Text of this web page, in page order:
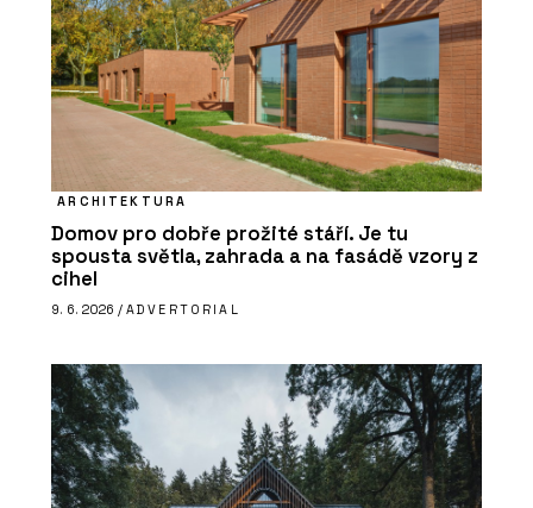
ARCHITEKTURA
Domov pro dobře prožité stáří. Je tu
spousta světla, zahrada a na fasádě vzory z
cihel
9. 6. 2026 / ADVERTORIAL